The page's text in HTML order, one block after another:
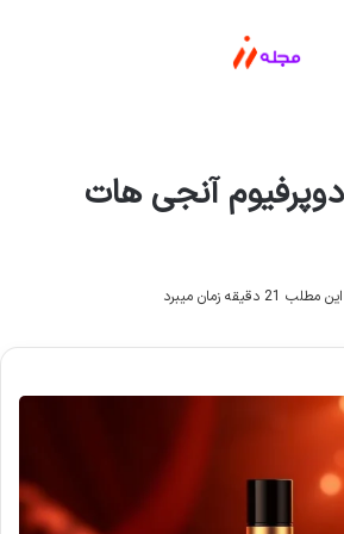
آنجی هات
دقیقه زمان میبرد